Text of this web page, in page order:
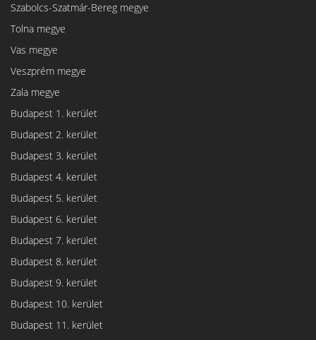
Szabolcs-Szatmár-Bereg megye
Tolna megye
Vas megye
Veszprém megye
Zala megye
Budapest 1. kerület
Budapest 2. kerület
Budapest 3. kerület
Budapest 4. kerület
Budapest 5. kerület
Budapest 6. kerület
Budapest 7. kerület
Budapest 8. kerület
Budapest 9. kerület
Budapest 10. kerület
Budapest 11. kerület